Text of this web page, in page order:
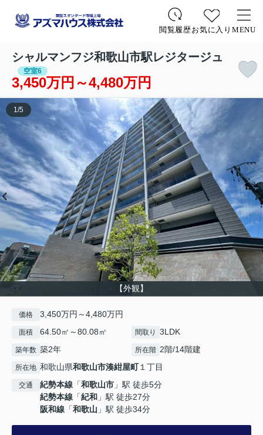
閲覧履歴お気に入り MENU
シャルマンフジ和歌山市駅レジタージュ
空室6
3,450万円～4,480万円
【外観】
1 /5
価格 3,450万円～4,480万円
面積 64.50㎡～80.08㎡ 間取り 3LDK
築年数 築2年 所在階 2階/14階建
所在地 和歌山県和歌山市湊紺屋町１丁目
交通 紀勢本線 「和歌山市 」駅 徒歩5分
紀勢本線 「紀和 」駅 徒歩27分
阪和線 「和歌山 」駅 徒歩34分